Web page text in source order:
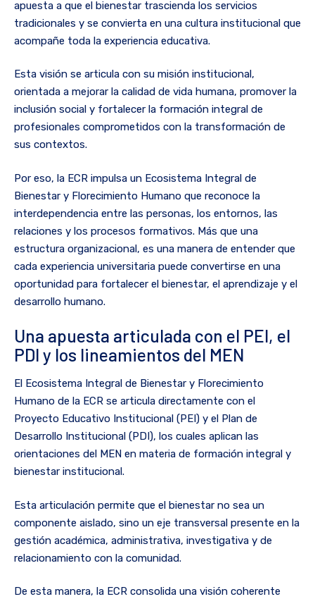
apuesta a que el bienestar trascienda los servicios
tradicionales y se convierta en una cultura institucional que
acompañe toda la experiencia educativa.
Esta visión se articula con su misión institucional,
orientada a mejorar la calidad de vida humana, promover la
inclusión social y fortalecer la formación integral de
profesionales comprometidos con la transformación de
sus contextos.
Por eso, la ECR impulsa un Ecosistema Integral de
Bienestar y Florecimiento Humano que reconoce la
interdependencia entre las personas, los entornos, las
relaciones y los procesos formativos. Más que una
estructura organizacional, es una manera de entender que
cada experiencia universitaria puede convertirse en una
oportunidad para fortalecer el bienestar, el aprendizaje y el
desarrollo humano.
Una apuesta articulada con el PEI, el
PDI y los lineamientos del MEN
El Ecosistema Integral de Bienestar y Florecimiento
Humano de la ECR se articula directamente con el
Proyecto Educativo Institucional (PEI) y el Plan de
Desarrollo Institucional (PDI), los cuales aplican las
orientaciones del MEN en materia de formación integral y
bienestar institucional.
Esta articulación permite que el bienestar no sea un
componente aislado, sino un eje transversal presente en la
gestión académica, administrativa, investigativa y de
relacionamiento con la comunidad.
De esta manera, la ECR consolida una visión coherente